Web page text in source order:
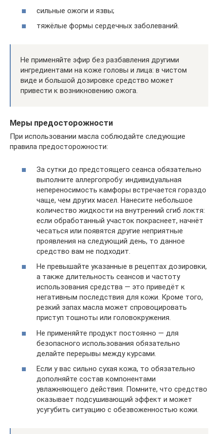
сильные ожоги и язвы;
тяжёлые формы сердечных заболеваний.
Не применяйте эфир без разбавления другими
ингредиентами на коже головы и лица: в чистом
виде и большой дозировке средство может
привести к возникновению ожога.
Меры предосторожности
При использовании масла соблюдайте следующие
правила предосторожности:
За сутки до предстоящего сеанса обязательно
выполните аллергопробу: индивидуальная
непереносимость камфоры встречается гораздо
чаще, чем других масел. Нанесите небольшое
количество жидкости на внутренний сгиб локтя:
если обработанный участок покраснеет, начнёт
чесаться или появятся другие неприятные
проявления на следующий день, то данное
средство вам не подходит.
Не превышайте указанные в рецептах дозировки,
а также длительность сеансов и частоту
использования средства — это приведёт к
негативным последствия для кожи. Кроме того,
резкий запах масла может спровоцировать
приступ тошноты или головокружения.
Не применяйте продукт постоянно — для
безопасного использования обязательно
делайте перерывы между курсами.
Если у вас сильно сухая кожа, то обязательно
дополняйте состав компонентами
увлажняющего действия. Помните, что средство
оказывает подсушивающий эффект и может
усугубить ситуацию с обезвоженностью кожи.